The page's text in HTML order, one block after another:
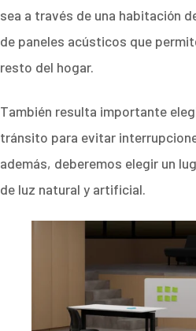
sea a través de una habitación
de paneles acústicos que
resto del hogar.
También resulta importante
tránsito para evitar
además, deberemos elegir un
de luz natural y artificial.